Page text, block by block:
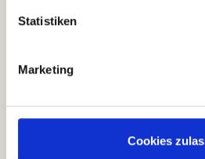
Statistiken
Marketing
Cookies
0%
Akzeptierbar (0)